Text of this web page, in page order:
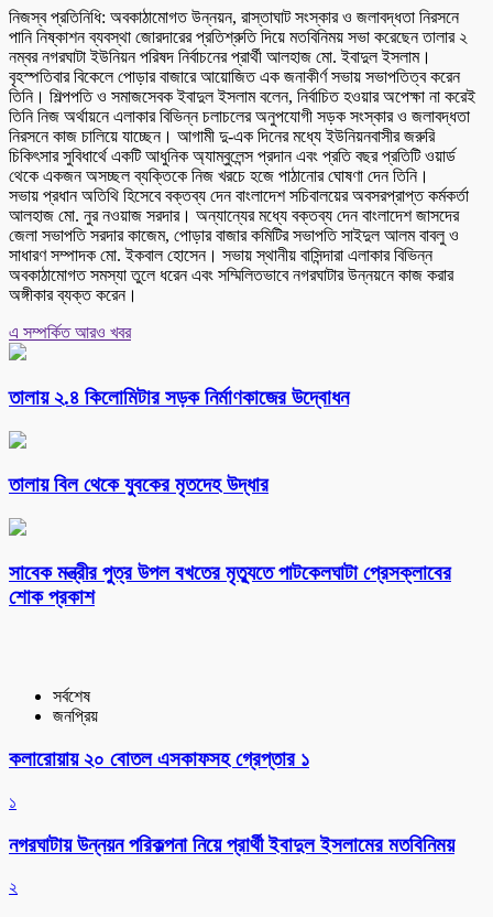
নিজস্ব প্রতিনিধি: অবকাঠামোগত উন্নয়ন, রাস্তাঘাট সংস্কার ও জলাবদ্ধতা নিরসনে
পানি নিষ্কাশন ব্যবস্থা জোরদারের প্রতিশ্রুতি দিয়ে মতবিনিময় সভা করেছেন তালার ২
নম্বর নগরঘাটা ইউনিয়ন পরিষদ নির্বাচনের প্রার্থী আলহাজ মো. ইবাদুল ইসলাম।
বৃহস্পতিবার বিকেলে পোড়ার বাজারে আয়োজিত এক জনাকীর্ণ সভায় সভাপতিত্ব করেন
তিনি। শিল্পপতি ও সমাজসেবক ইবাদুল ইসলাম বলেন, নির্বাচিত হওয়ার অপেক্ষা না করেই
তিনি নিজ অর্থায়নে এলাকার বিভিন্ন চলাচলের অনুপযোগী সড়ক সংস্কার ও জলাবদ্ধতা
নিরসনে কাজ চালিয়ে যাচ্ছেন। আগামী দু-এক দিনের মধ্যে ইউনিয়নবাসীর জরুরি
চিকিৎসার সুবিধার্থে একটি আধুনিক অ্যাম্বুলেন্স প্রদান এবং প্রতি বছর প্রতিটি ওয়ার্ড
থেকে একজন অসচ্ছল ব্যক্তিকে নিজ খরচে হজে পাঠানোর ঘোষণা দেন তিনি।
সভায় প্রধান অতিথি হিসেবে বক্তব্য দেন বাংলাদেশ সচিবালয়ের অবসরপ্রাপ্ত কর্মকর্তা
আলহাজ মো. নুর নওয়াজ সরদার। অন্যান্যের মধ্যে বক্তব্য দেন বাংলাদেশ জাসদের
জেলা সভাপতি সরদার কাজেম, পোড়ার বাজার কমিটির সভাপতি সাইদুল আলম বাবলু ও
সাধারণ সম্পাদক মো. ইকবাল হোসেন। সভায় স্থানীয় বাসিন্দারা এলাকার বিভিন্ন
অবকাঠামোগত সমস্যা তুলে ধরেন এবং সম্মিলিতভাবে নগরঘাটার উন্নয়নে কাজ করার
অঙ্গীকার ব্যক্ত করেন।
এ সম্পর্কিত আরও খবর
তালায় ২.৪ কিলোমিটার সড়ক নির্মাণকাজের উদ্বোধন
তালায় বিল থেকে যুবকের মৃতদেহ উদ্ধার
সাবেক মন্ত্রীর পুত্র উপল বখতের মৃত্যুতে পাটকেলঘাটা প্রেসক্লাবের
শোক প্রকাশ
সর্বশেষ
জনপ্রিয়
কলারোয়ায় ২০ বোতল এসকাফসহ গ্রেপ্তার ১
১
নগরঘাটায় উন্নয়ন পরিকল্পনা নিয়ে প্রার্থী ইবাদুল ইসলামের মতবিনিময়
২